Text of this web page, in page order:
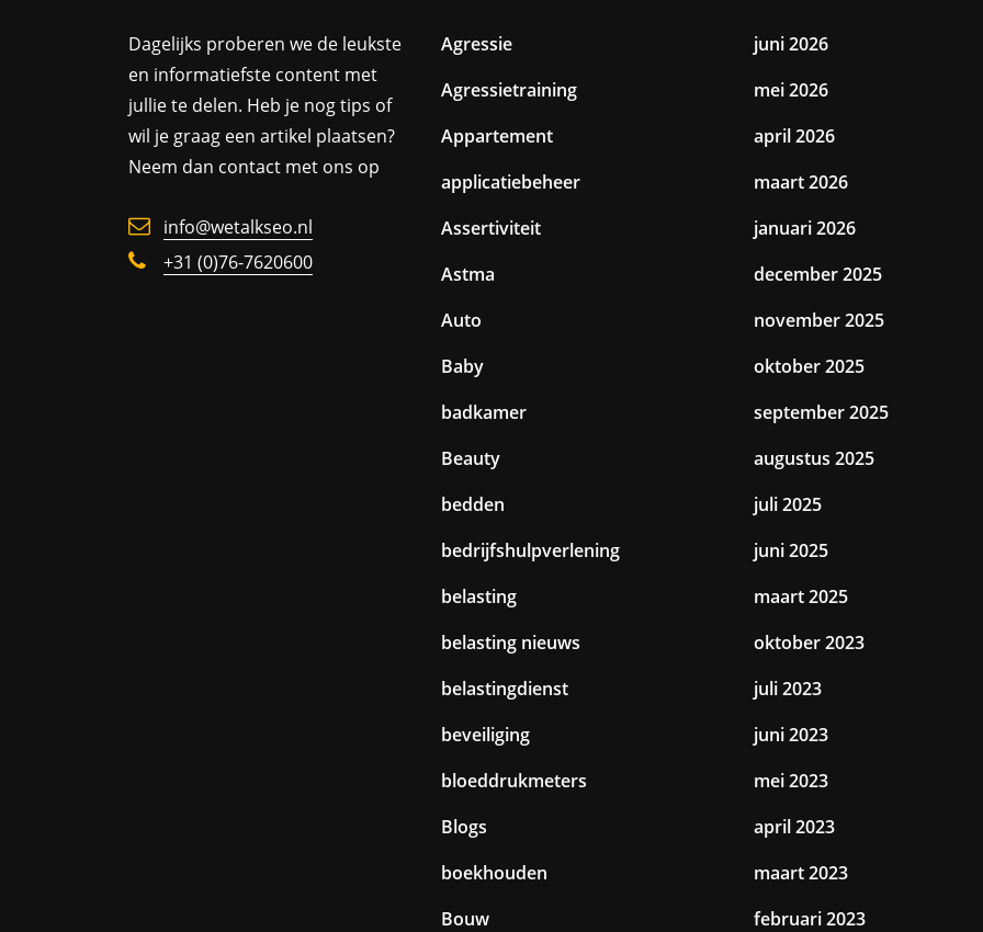
Dagelijks proberen we de leukste
en informatiefste content met
jullie te delen. Heb je nog tips of
wil je graag een artikel plaatsen?
Neem dan contact met ons op
info@wetalkseo.nl
+31 (0)76-7620600
Agressie
Agressietraining
Appartement
applicatiebeheer
Assertiviteit
Astma
Auto
Baby
badkamer
Beauty
bedden
bedrijfshulpverlening
belasting
belasting nieuws
belastingdienst
beveiliging
bloeddrukmeters
Blogs
boekhouden
Bouw
juni 2026
mei 2026
april 2026
maart 2026
januari 2026
december 2025
november 2025
oktober 2025
september 2025
augustus 2025
juli 2025
juni 2025
maart 2025
oktober 2023
juli 2023
juni 2023
mei 2023
april 2023
maart 2023
februari 2023